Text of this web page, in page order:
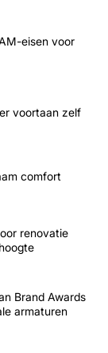
eisen voor
voortaan zelf
comfort
renovatie
Brand Awards
armaturen